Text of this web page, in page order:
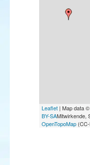
Bruant rustique
Bruant roux
Leaflet | Map data ©
BY-SAMitwirkende,
OpenTopoMap